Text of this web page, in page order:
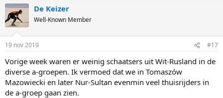
misschien ook weer eens wat aanzien.
Ik roep al jaren dat dat het essentieel is dat er keuzes gemaakt
worden en heb ook mijn voorkeur wat zou moeten komen te
vervallen. Het belangrijkste is echter dat er een keuze wordt
gemaakt. We moeten niet net doen alsof schaatsen wielrennen is,
waarbij je tegelijkertijd twee volwaardige pelotons kunt hebben bij
Parijs-Nice en Tirreno-Adriatico. Het aantal professionele schaatsers
is veel kleiner, dus is er noodzaak dat je zorgt dat die zich niet gaan
spreiden over verschillende onderdelen.
c
t
i
s
De Keizer
Well-Known Member
19 nov 2019 #17
Vorige week waren er weinig schaatsers uit Wit-Rusland in de
diverse a-groepen. Ik vermoed dat we in Tomaszów
Mazowiecki en later Nur-Sultan evenmin veel thuisrijders in
de a-groep gaan zien.